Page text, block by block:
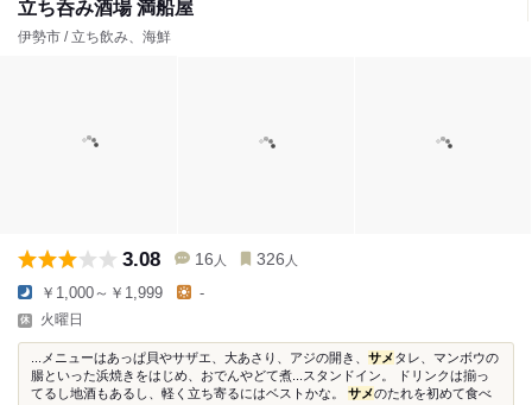
立ち呑み酒場 満船屋
伊勢市 / 立ち飲み、海鮮
3.08 16 人 326 人
￥1,000～￥1,999 -
火曜日
...メニューはあっぱ貝やサザエ、大あさり、アジの開き、 サメタレ、マンボウの
腸といった浜焼きをはじめ、おでんやどて煮...スタンドイン。 ドリンクは揃っ
てるし地酒もあるし、軽く立ち寄るにはベストかな。 サメのたれを初めて食べ